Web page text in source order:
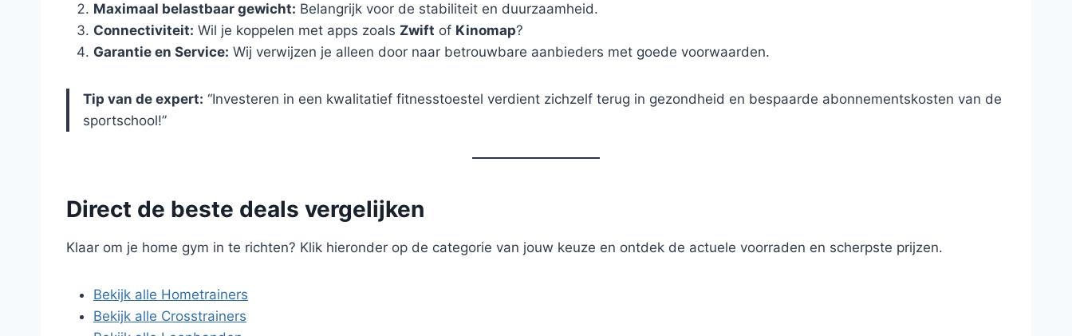
Maximaal belastbaar gewicht: Belangrijk voor de stabiliteit en duurzaamheid.
Connectiviteit: Wil je koppelen met apps zoals Zwift of Kinomap?
Garantie en Service: Wij verwijzen je alleen door naar betrouwbare aanbieders met goede voorwaarden.
Tip van de expert: “Investeren in een kwalitatief fitnesstoestel verdient zichzelf terug in gezondheid en bespaarde abonnementskosten van de
sportschool!”
Direct de beste deals vergelijken
Klaar om je home gym in te richten? Klik hieronder op de categorie van jouw keuze en ontdek de actuele voorraden en scherpste prijzen.
Bekijk alle Hometrainers
Bekijk alle Crosstrainers